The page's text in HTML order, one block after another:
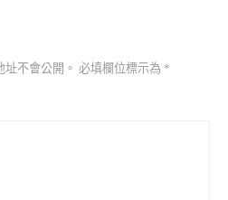
不會公開。 必填欄位標示為 *